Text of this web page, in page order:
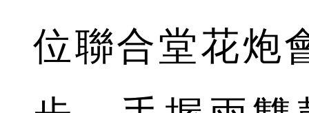
位聯合堂花炮